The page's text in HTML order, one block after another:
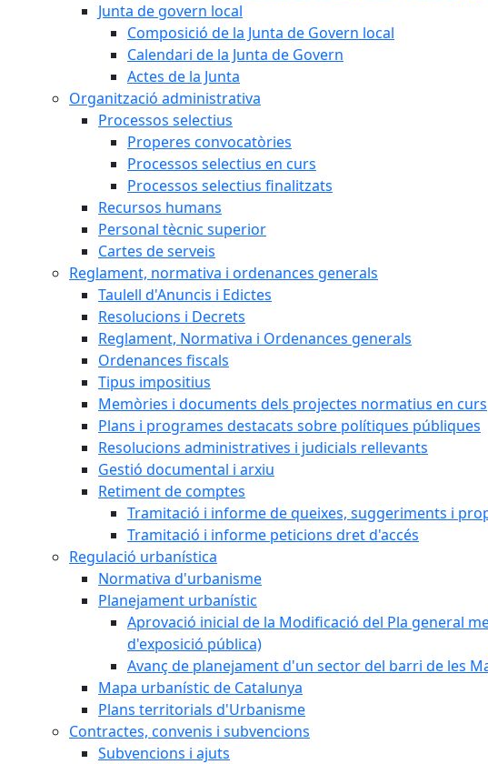
Junta de govern local
Composició de la Junta de Govern local
Calendari de la Junta de Govern
Actes de la Junta
Organització administrativa
Processos selectius
Properes convocatòries
Processos selectius en curs
Processos selectius finalitzats
Recursos humans
Personal tècnic superior
Cartes de serveis
Reglament, normativa i ordenances generals
Taulell d'Anuncis i Edictes
Resolucions i Decrets
Reglament, Normativa i Ordenances generals
Ordenances fiscals
Tipus impositius
Memòries i documents dels projectes normatius en curs
Plans i programes destacats sobre polítiques públiques
Resolucions administratives i judicials rellevants
Gestió documental i arxiu
Retiment de comptes
Tramitació i informe de queixes, suggeriments i
Tramitació i informe peticions dret d'accés
Regulació urbanística
Normativa d'urbanisme
Planejament urbanístic
Aprovació inicial de la Modificació del Pla general
d'exposició pública)
Avanç de planejament d'un sector del barri de les
Mapa urbanístic de Catalunya
Plans territorials d'Urbanisme
Contractes, convenis i subvencions
Subvencions i ajuts